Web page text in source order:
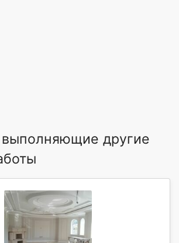
выполняющие другие